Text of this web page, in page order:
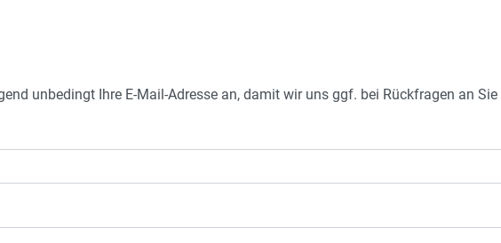
unbedingt Ihre E-Mail-Adresse an, damit wir uns ggf. bei Rückfragen an